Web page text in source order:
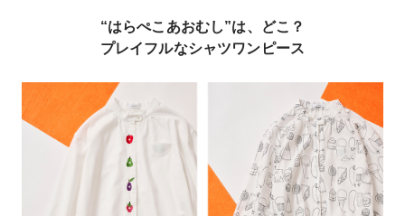
“はらぺこあおむし”は、どこ？
プレイフルなシャツワンピース